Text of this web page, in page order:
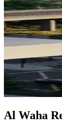
Al Waha